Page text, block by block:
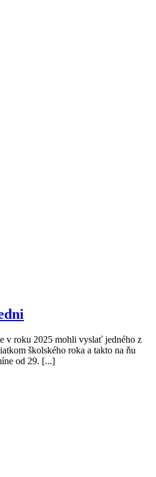
v roku 2025 mohli vyslať jedného z
školského roka a takto na ňu
od 29. [...]